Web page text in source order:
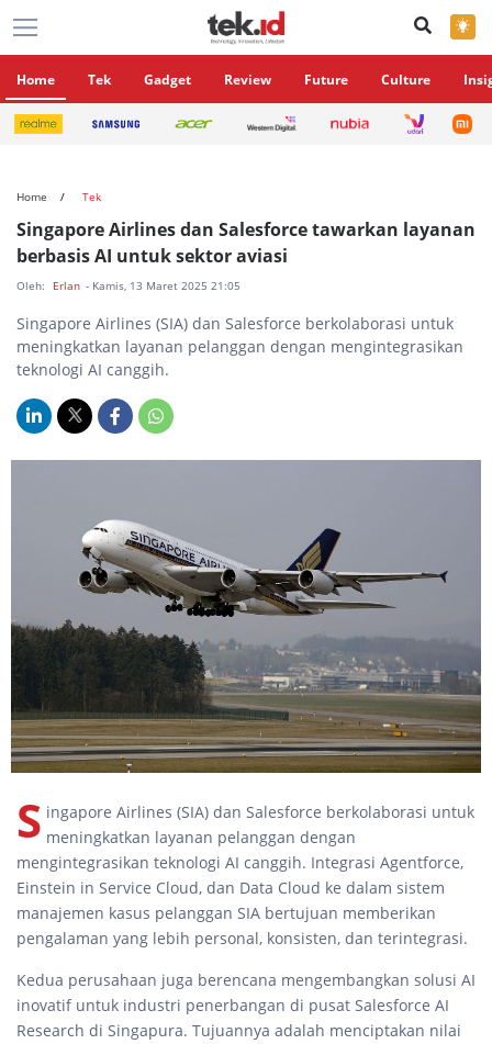
×
Home Tek Gadget Review Future Culture
Home Tek
Singapore Airlines dan Salesforce tawarkan layanan
berbasis AI untuk sektor aviasi
Oleh: Erlan - Kamis, 13 Maret 2025 21:05
Singapore Airlines (SIA) dan Salesforce berkolaborasi untuk
meningkatkan layanan pelanggan dengan mengintegrasikan
teknologi AI canggih.
S ingapore Airlines (SIA) dan Salesforce berkolaborasi untuk
meningkatkan layanan pelanggan dengan
mengintegrasikan teknologi AI canggih. Integrasi Agentforce,
Einstein in Service Cloud, dan Data Cloud ke dalam sistem
manajemen kasus pelanggan SIA bertujuan memberikan
pengalaman yang lebih personal, konsisten, dan terintegrasi.
Kedua perusahaan juga berencana mengembangkan solusi AI
inovatif untuk industri penerbangan di pusat Salesforce AI
Research di Singapura. Tujuannya adalah menciptakan nilai